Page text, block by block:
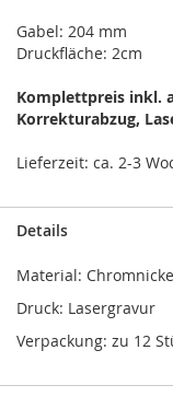
Gabel: 204 mm
Druckfläche: 2cm
Komplettpreis inkl.
Korrekturabzug,
Lieferzeit: ca. 2-3
Details
Material:
Druck: Lasergravur
Verpackung: zu 12